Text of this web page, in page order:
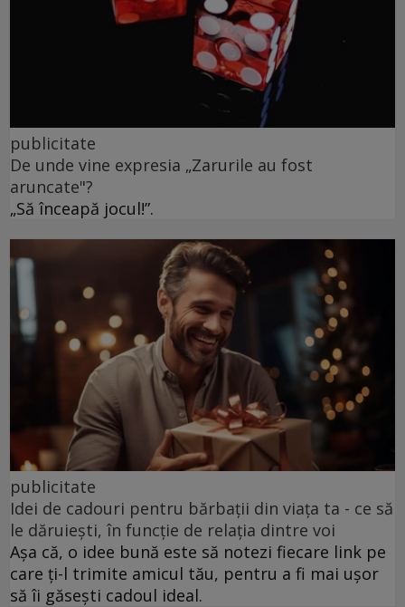
publicitate
De unde vine expresia „Zarurile au fost
aruncate"?
„Să înceapă jocul!”.
publicitate
Idei de cadouri pentru bărbații din viața ta - ce să
le dăruiești, în funcție de relația dintre voi
Așa că, o idee bună este să notezi fiecare link pe
care ți-l trimite amicul tău, pentru a fi mai ușor
să îi găsești cadoul ideal.